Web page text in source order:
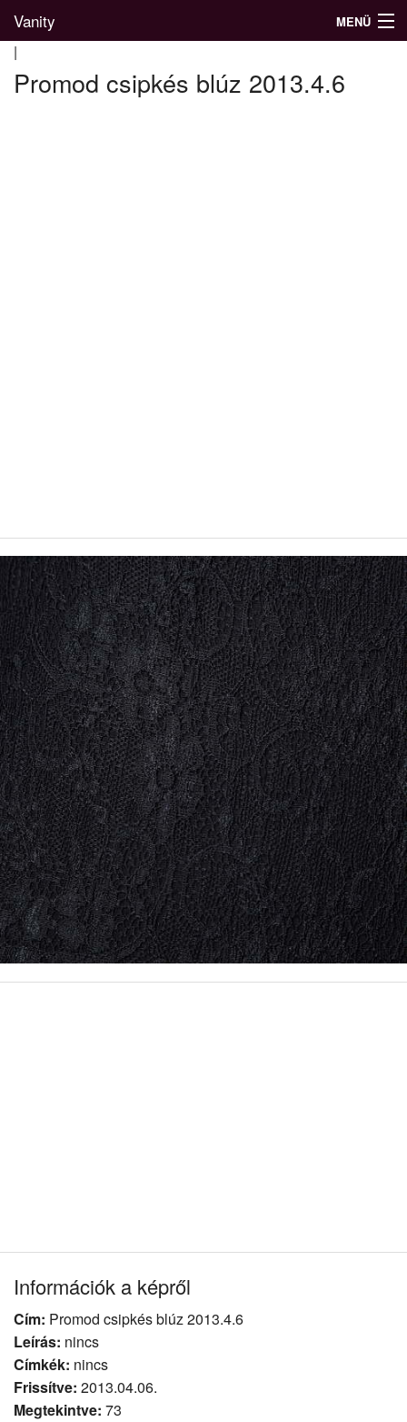
Vanity MENÜ
|
Promod csipkés blúz 2013.4.6
Információk a képről
Cím: Promod csipkés blúz 2013.4.6
Leírás: nincs
Címkék: nincs
Frissítve: 2013.04.06.
Megtekintve: 73